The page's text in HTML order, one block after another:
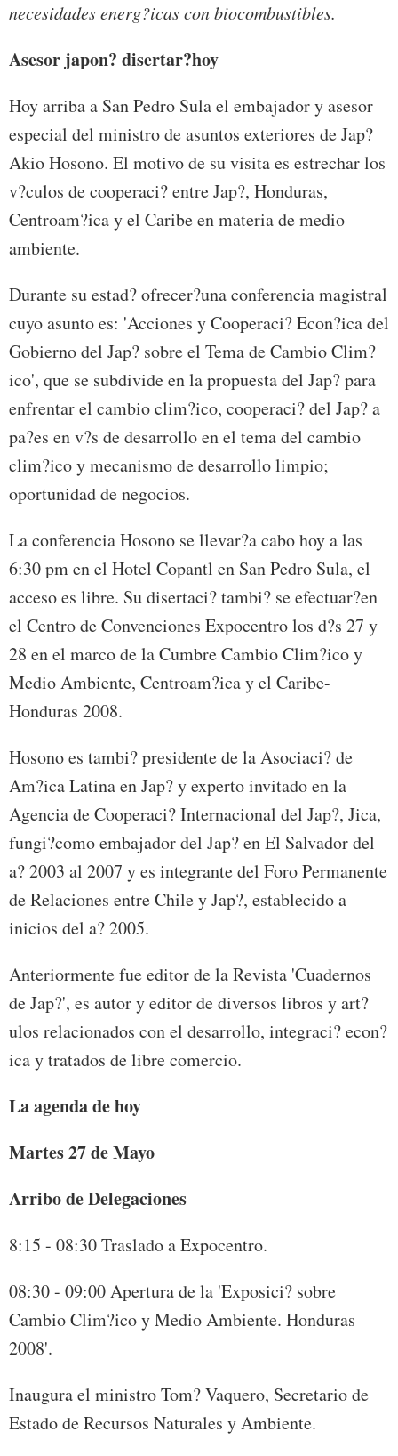
necesidades energ?icas con biocombustibles.
Asesor japon? disertar?hoy
Hoy arriba a San Pedro Sula el embajador y asesor
especial del ministro de asuntos exteriores de Jap?
Akio Hosono. El motivo de su visita es estrechar los
v?culos de cooperaci? entre Jap?, Honduras,
Centroam?ica y el Caribe en materia de medio
ambiente.
Durante su estad? ofrecer?una conferencia magistral
cuyo asunto es: 'Acciones y Cooperaci? Econ?ica del
Gobierno del Jap? sobre el Tema de Cambio Clim?
ico', que se subdivide en la propuesta del Jap? para
enfrentar el cambio clim?ico, cooperaci? del Jap? a
pa?es en v?s de desarrollo en el tema del cambio
clim?ico y mecanismo de desarrollo limpio;
oportunidad de negocios.
La conferencia Hosono se llevar?a cabo hoy a las
6:30 pm en el Hotel Copantl en San Pedro Sula, el
acceso es libre. Su disertaci? tambi? se efectuar?en
el Centro de Convenciones Expocentro los d?s 27 y
28 en el marco de la Cumbre Cambio Clim?ico y
Medio Ambiente, Centroam?ica y el Caribe-
Honduras 2008.
Hosono es tambi? presidente de la Asociaci? de
Am?ica Latina en Jap? y experto invitado en la
Agencia de Cooperaci? Internacional del Jap?, Jica,
fungi?como embajador del Jap? en El Salvador del
a? 2003 al 2007 y es integrante del Foro Permanente
de Relaciones entre Chile y Jap?, establecido a
inicios del a? 2005.
Anteriormente fue editor de la Revista 'Cuadernos
de Jap?', es autor y editor de diversos libros y art?
ulos relacionados con el desarrollo, integraci? econ?
ica y tratados de libre comercio.
La agenda de hoy
Martes 27 deMayo
Arribode Delegaciones
8:15 - 08:30 Traslado a Expocentro.
08:30 - 09:00 Apertura de la 'Exposici? sobre
Cambio Clim?ico y Medio Ambiente. Honduras
2008'.
Inaugura el ministro Tom? Vaquero, Secretario de
Estado de Recursos Naturales y Ambiente.